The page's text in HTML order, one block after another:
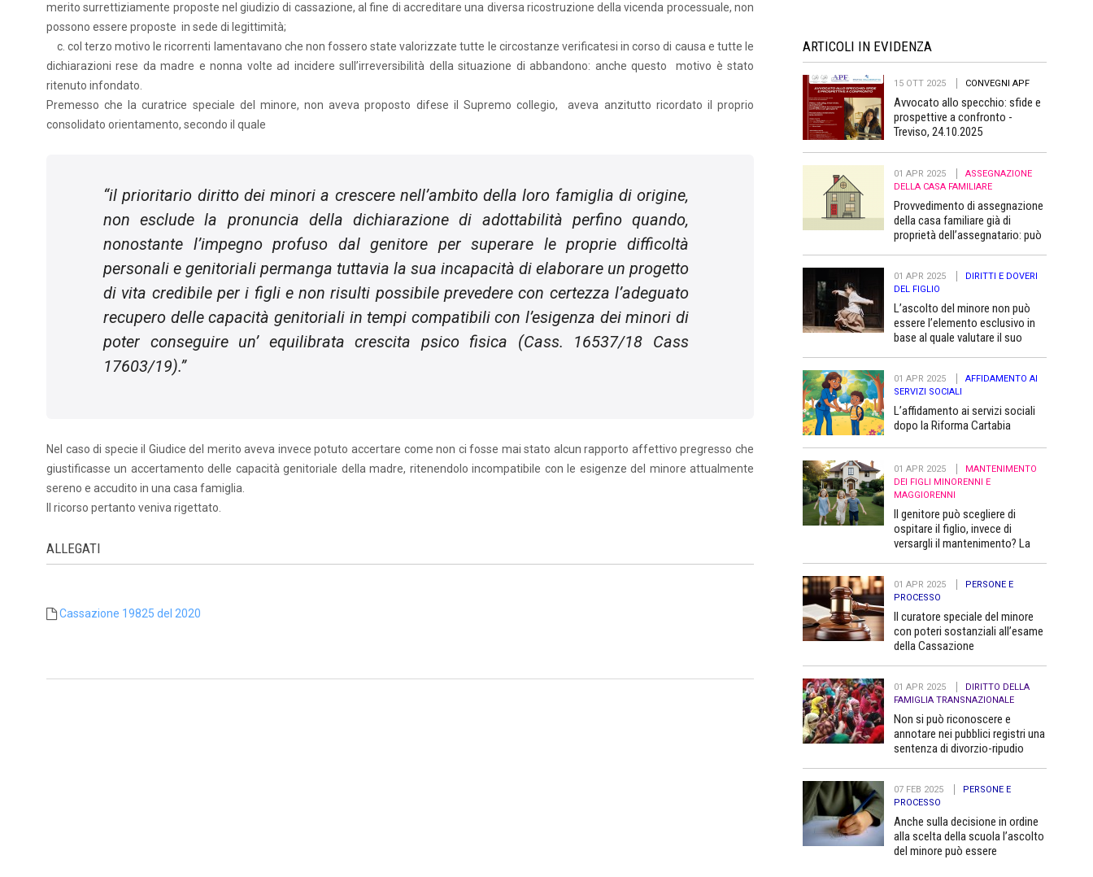
merito surrettiziamente proposte nel giudizio di cassazione, al fine di accreditare una diversa ricostruzione della vicenda processuale, non
possono essere proposte in sede di legittimità;
c. col terzo motivo le ricorrenti lamentavano che non fossero state valorizzate tutte le circostanze verificatesi in corso di causa e tutte le
dichiarazioni rese da madre e nonna volte ad incidere sull’irreversibilità della situazione di abbandono: anche questo motivo è stato
ritenuto infondato.
Premesso che la curatrice speciale del minore, non aveva proposto difese il Supremo collegio, aveva anzitutto ricordato il proprio
consolidato orientamento, secondo il quale
“il prioritario diritto dei minori a crescere nell’ambito della loro famiglia di origine,
non esclude la pronuncia della dichiarazione di adottabilità perfino quando,
nonostante l’impegno profuso dal genitore per superare le proprie difficoltà
personali e genitoriali permanga tuttavia la sua incapacità di elaborare un progetto
di vita credibile per i figli e non risulti possibile prevedere con certezza l’adeguato
recupero delle capacità genitoriali in tempi compatibili con l’esigenza dei minori di
poter conseguire un’ equilibrata crescita psico fisica (Cass. 16537/18 Cass
17603/19).”
Nel caso di specie il Giudice del merito aveva invece potuto accertare come non ci fosse mai stato alcun rapporto affettivo pregresso che
giustificasse un accertamento delle capacità genitoriale della madre, ritenendolo incompatibile con le esigenze del minore attualmente
sereno e accudito in una casa famiglia.
Il ricorso pertanto veniva rigettato.
ALLEGATI
Cassazione 19825 del 2020
ARTICOLI IN EVIDENZA
15 OTT 2025 CONVEGNI APF
Avvocato allo specchio: sfide e
prospettive a confronto -
Treviso, 24.10.2025
01 APR 2025
ASSEGNAZIONE
DELLA CASA FAMILIARE
Provvedimento di assegnazione
della casa familiare già di
proprietà dell’assegnatario: può
01 APR 2025
DIRITTI E DOVERI
DEL FIGLIO
L’ascolto del minore non può
essere l’elemento esclusivo in
base al quale valutare il suo
01 APR 2025
AFFIDAMENTO AI
SERVIZI SOCIALI
L’affidamento ai servizi sociali
dopo la Riforma Cartabia
01 APR 2025
MANTENIMENTO
DEI FIGLI MINORENNI E
MAGGIORENNI
Il genitore può scegliere di
ospitare il figlio, invece di
versargli il mantenimento? La
01 APR 2025
PERSONE E
PROCESSO
Il curatore speciale del minore
con poteri sostanziali all’esame
della Cassazione
01 APR 2025
DIRITTO DELLA
FAMIGLIA TRANSNAZIONALE
Non si può riconoscere e
annotare nei pubblici registri una
sentenza di divorzio-ripudio
pubblico
07 FEB 2025
PERSONE E
PROCESSO
Anche sulla decisione in ordine
alla scelta della scuola l’ascolto
del minore può essere